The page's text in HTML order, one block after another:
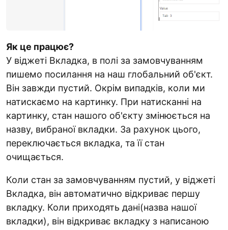
Як це працює?
У віджеті Вкладка, в полі за замовчуванням
пишемо посилання на наш глобальний об'єкт.
Він завжди пустий. Окрім випадків, коли ми
натискаємо на картинку. При натисканні на
картинку, стан нашого об'єкту змінюється на
назву, вибраної вкладки. За рахунок цього,
переключається вкладка, та її стан
очищається.
Коли стан за замовчуванням пустий, у віджеті
Вкладка, він автоматично відкриває першу
вкладку. Коли приходять дані(назва нашої
вкладки), він відкриває вкладку з написаною